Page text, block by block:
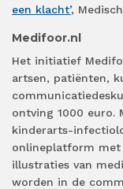
een klacht’,
Medifoor.nl
Het initiatief
artsen, patiënten,
ontving 1000 euro.
kinderarts-
onlineplatform met
illustraties van
worden in de